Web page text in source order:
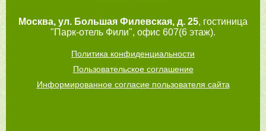
Москва, ул. Большая Филевская, д. 25, гостиница
"Парк-отель Фили", офис 607(6 этаж).
Политика конфиденциальности
Пользовательское соглашение
Информированное согласие пользователя сайта